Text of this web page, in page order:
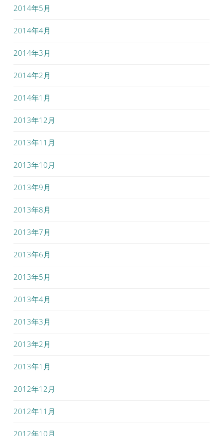
2014年5月
2014年4月
2014年3月
2014年2月
2014年1月
2013年12月
2013年11月
2013年10月
2013年9月
2013年8月
2013年7月
2013年6月
2013年5月
2013年4月
2013年3月
2013年2月
2013年1月
2012年12月
2012年11月
2012年10月